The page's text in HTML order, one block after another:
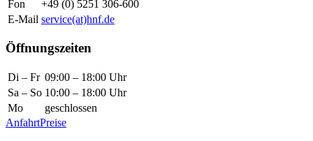
Fon
+49 (0) 5251 306-600
E-Mail service(at)hnf.de
Öffnungszeiten
Di – Fr 09:00 – 18:00 Uhr
Sa – So 10:00 – 18:00 Uhr
Mo
geschlossen
AnfahrtPreise